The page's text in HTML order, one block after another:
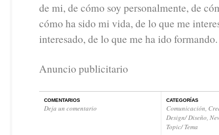
de mi, de cómo soy personalmente, de
cómo ha sido mi vida, de lo que me
interesado, de lo que me ha ido
Anuncio publicitario
COMENTARIOS
Deja un comentario
CATEGORÍAS
Comunicación,
Design/ Diseño,
Topic/ Tema